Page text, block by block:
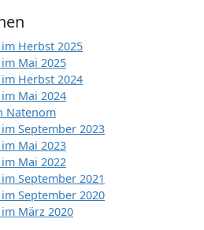
Herbst 2025
Mai 2025
Herbst 2024
Mai 2024
Natenom
September 2023
Mai 2023
Mai 2022
September 2021
September 2020
März 2020